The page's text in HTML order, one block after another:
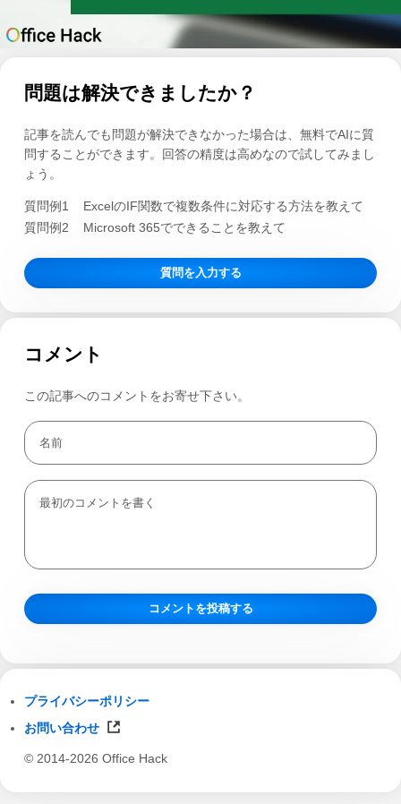
問題は解決できましたか？
記事を読んでも問題が解決できなかった場合は、無料でAIに質
問することができます。回答の精度は高めなので試してみまし
ょう。
質問例1
ExcelのIF関数で複数条件に対応する方法を教えて
質問例2
Microsoft 365でできることを教えて
質問を入力する
コメント
この記事へのコメントをお寄せ下さい。
プライバシーポリシー
お問い合わせ
© 2014-2026 Office Hack